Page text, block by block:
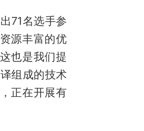
71名选手参
源丰富的优
也是我们提
组成的技术
正在开展有